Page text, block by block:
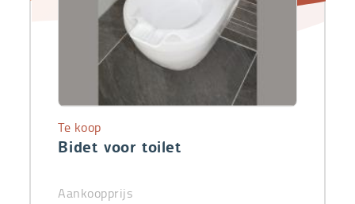
Bidet voor toilet
Te koop
Aankoopprijs